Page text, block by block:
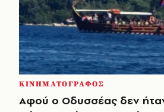
ΚΙΝΗΜΑΤΟΓΡΑΦΟΣ
Αφού ο Οδυσσέας δεν